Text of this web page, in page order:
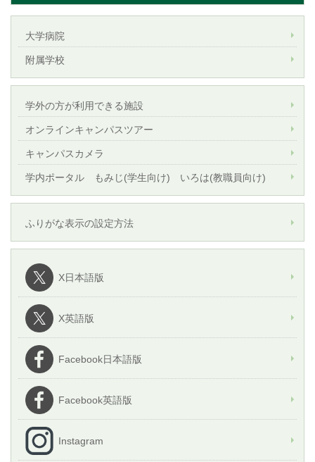
大学病院
附属学校
学外の方が利用できる施設
オンラインキャンパスツアー
キャンパスカメラ
学内ポータル もみじ(学生向け) いろは(教職員向け)
ふりがな表示の設定方法
X日本語版
X英語版
Facebook日本語版
Facebook英語版
Instagram